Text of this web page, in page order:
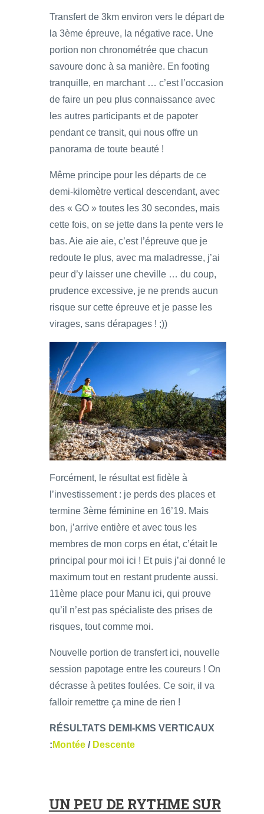
Transfert de 3km environ vers le départ de
la 3ème épreuve, la négative race. Une
portion non chronométrée que chacun
savoure donc à sa manière. En footing
tranquille, en marchant … c’est l’occasion
de faire un peu plus connaissance avec
les autres participants et de papoter
pendant ce transit, qui nous offre un
panorama de toute beauté !
Même principe pour les départs de ce
demi-kilomètre vertical descendant, avec
des « GO » toutes les 30 secondes, mais
cette fois, on se jette dans la pente vers le
bas. Aie aie aie, c’est l’épreuve que je
redoute le plus, avec ma maladresse, j’ai
peur d’y laisser une cheville … du coup,
prudence excessive, je ne prends aucun
risque sur cette épreuve et je passe les
virages, sans dérapages ! ;))
Forcément, le résultat est fidèle à
l’investissement : je perds des places et
termine 3ème féminine en 16’19. Mais
bon, j’arrive entière et avec tous les
membres de mon corps en état, c’était le
principal pour moi ici ! Et puis j’ai donné le
maximum tout en restant prudente aussi.
11ème place pour Manu ici, qui prouve
qu’il n’est pas spécialiste des prises de
risques, tout comme moi.
Nouvelle portion de transfert ici, nouvelle
session papotage entre les coureurs ! On
décrasse à petites foulées. Ce soir, il va
falloir remettre ça mine de rien !
RÉSULTATS DEMI-KMS VERTICAUX
: Montée / Descente
UN PEU DE RYTHME SUR